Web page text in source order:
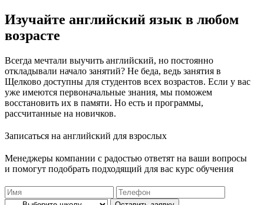
Изучайте английский язык в любом
возрасте
Всегда мечтали выучить английский, но постоянно
откладывали начало занятий? Не беда, ведь занятия в
Щелково доступны для студентов всех возрастов. Если у вас
уже имеются первоначальные знания, мы поможем
восстановить их в памяти. Но есть и программы,
рассчитанные на новичков.
Записаться на английский для взрослых
Менеджеры компании с радостью ответят на ваши вопросы
и помогут подобрать подходящий для вас курс обучения